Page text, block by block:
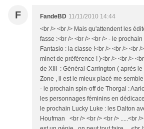
F FandeBD 11/11/2010 14:44
<br /> <br /> Mais qu'attendent les
fasse :<br /> <br /> <br /> - le
Fantasio : la classe !<br /> <br /> <br
minet de préférence ! )<br /> <br />
de XIII : Général Carrington ( après
Zone , il est le mieux placé me
- le prochain spin-off de Thorgal :
les personnages féminins en
le prochain Lucky Luke : les Dalton
Houfman <br /> <br /> <br /> .....<br /